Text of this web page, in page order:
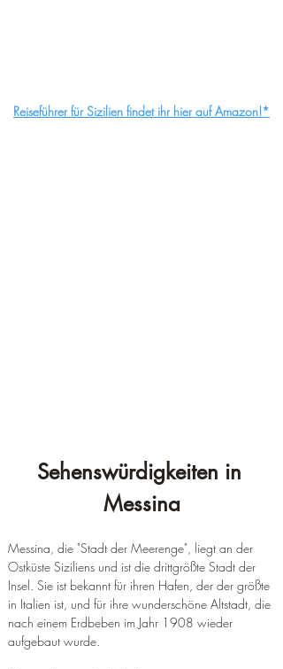
Reiseführer für Sizilien findet ihr hier auf Amazon!*
Sehenswürdigkeiten in
Messina
Messina, die "Stadt der Meerenge", liegt an der
Ostküste Siziliens und ist die drittgrößte Stadt der
Insel. Sie ist bekannt für ihren Hafen, der der größte
in Italien ist, und für ihre wunderschöne Altstadt, die
nach einem Erdbeben im Jahr 1908 wieder
aufgebaut wurde.